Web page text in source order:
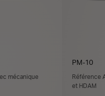
mécanique
PM-10
Référence
et HDAM